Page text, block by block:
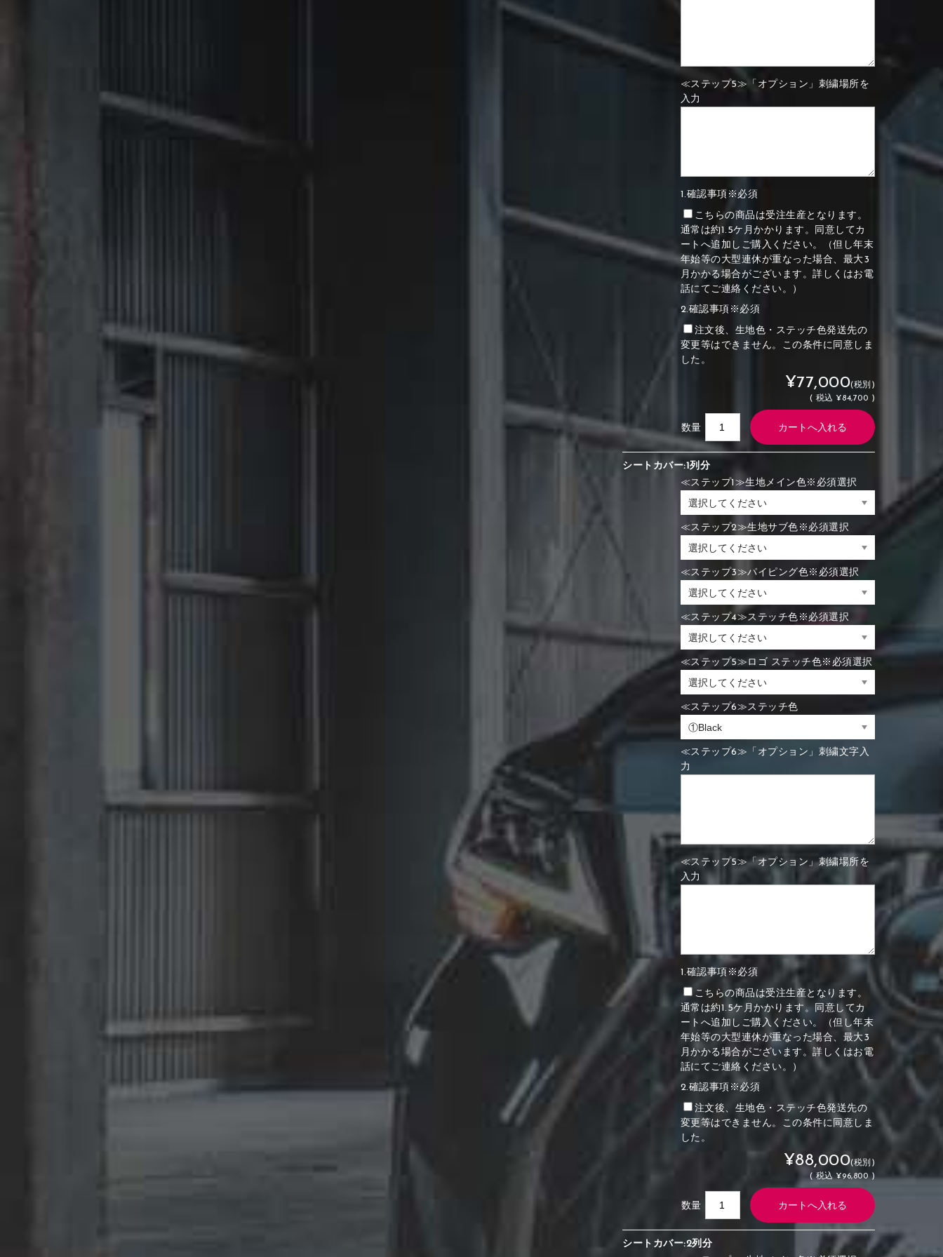
≪ステップ5≫「オプション」刺繍場所を
入力
1.確認事項※必須
こちらの商品は受注生産となります。
通常は約1.5ケ月かかります。同意してカ
ートへ追加しご購入ください。（但し年末
年始等の大型連休が重なった場合、最大3
月かかる場合がございます。詳しくはお電
話にてご連絡ください。）
2.確認事項※必須
注文後、生地色・ステッチ色発送先の
変更等はできません。この条件に同意しま
した。
¥77,000(税別)
( 税込 ¥84,700 )
数量
シートカバー:1列分
≪ステップ1≫生地メイン色※必須選択
≪ステップ2≫生地サブ色※必須選択
≪ステップ3≫パイピング色※必須選択
≪ステップ4≫ステッチ色※必須選択
≪ステップ5≫ロゴ ステッチ色※必須選択
≪ステップ6≫ステッチ色
≪ステップ6≫「オプション」刺繍文字入
力
≪ステップ5≫「オプション」刺繍場所を
入力
1.確認事項※必須
こちらの商品は受注生産となります。
通常は約1.5ケ月かかります。同意してカ
ートへ追加しご購入ください。（但し年末
年始等の大型連休が重なった場合、最大3
月かかる場合がございます。詳しくはお電
話にてご連絡ください。）
2.確認事項※必須
注文後、生地色・ステッチ色発送先の
変更等はできません。この条件に同意しま
した。
¥88,000(税別)
(税込 ¥96,800 )
数量
シートカバー:2列分